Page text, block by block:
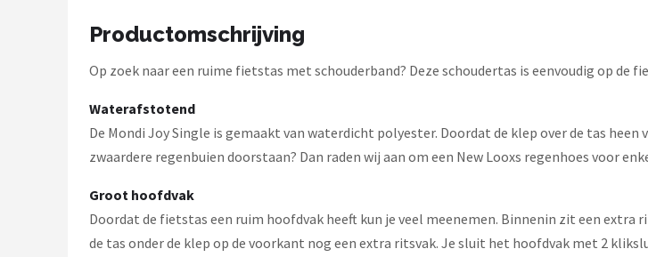
Voltano
Shimano
Alle merken →
Productomschrijving
Op zoek naar een ruime fietstas met schouderband? Deze schoudertas is eenvoudig op de
Waterafstotend
De Mondi Joy Single is gemaakt van waterdicht polyester. Doordat de klep over de tas
zwaardere regenbuien doorstaan? Dan raden wij aan om een New Looxs regenhoes voor
Groot hoofdvak
Doordat de fietstas een ruim hoofdvak heeft kun je veel meenemen. Binnenin zit een
de tas onder de klep op de voorkant nog een extra ritsvak. Je sluit het hoofdvak met 2